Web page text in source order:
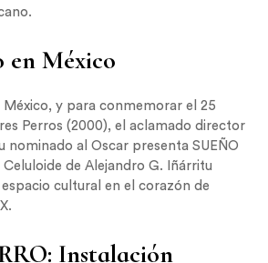
en México
y para conmemorar el 25
Perros (2000), el aclamado director
nominado al Oscar presenta SUEÑO
Celuloide de Alejandro G. Iñárritu
cultural en el corazón de
Instalación